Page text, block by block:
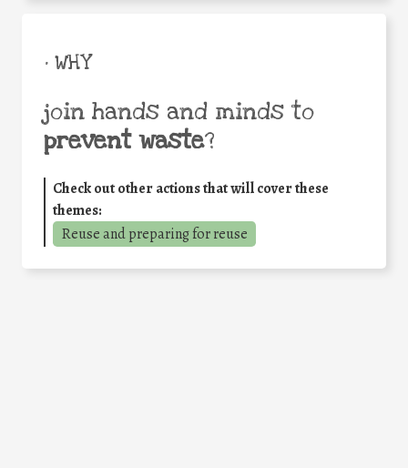
• WHY
join hands and minds to
prevent waste?
Check out other actions that will cover these
themes:
Reuse and preparing for reuse